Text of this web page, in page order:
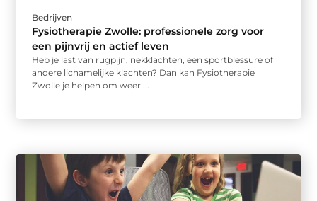
Bedrijven
Fysiotherapie Zwolle: professionele zorg voor
een pijnvrij en actief leven
Heb je last van rugpijn, nekklachten, een sportblessure of
andere lichamelijke klachten? Dan kan Fysiotherapie
Zwolle je helpen om weer ...